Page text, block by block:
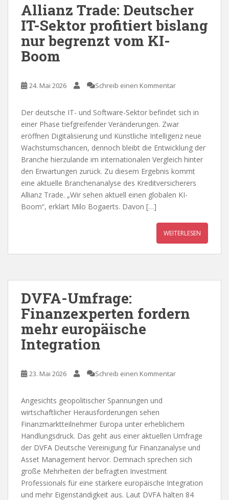
Allianz Trade: Deutscher
IT-Sektor profitiert bislang
nur begrenzt vom KI-
Boom
24. Mai 2026 Schreib einen Kommentar
Der deutsche IT- und Software-Sektor befindet sich in
einer Phase tiefgreifender Veränderungen. Zwar
eröffnen Digitalisierung und Künstliche Intelligenz neue
Wachstumschancen, dennoch bleibt die Entwicklung der
Branche hierzulande im internationalen Vergleich hinter
den Erwartungen zurück. Zu diesem Ergebnis kommt
eine aktuelle Branchenanalyse des Kreditversicherers
Allianz Trade. „Wir sehen aktuell einen globalen KI-
Boom“, erklärt Milo Bogaerts. Davon […]
WEITERLESEN
DVFA-Umfrage:
Finanzexperten fordern
mehr europäische
Integration
23. Mai 2026 Schreib einen Kommentar
Angesichts geopolitischer Spannungen und
wirtschaftlicher Herausforderungen sehen
Finanzmarktteilnehmer Europa unter erheblichem
Handlungsdruck. Das geht aus einer aktuellen Umfrage
der DVFA Deutsche Vereinigung für Finanzanalyse und
Asset Management hervor. Demnach sprechen sich
große Mehrheiten der befragten Investment
Professionals für eine stärkere europäische Integration
und mehr Eigenständigkeit aus. Laut DVFA halten 84